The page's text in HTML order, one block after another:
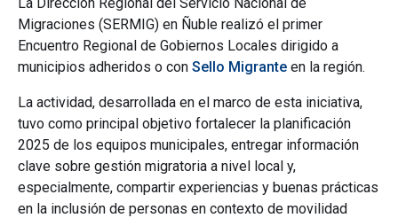
Migraciones (SERMIG) en Ñuble realizó el primer
Encuentro Regional de Gobiernos Locales dirigido a
municipios adheridos o con Sello Migrante en la región.
La actividad, desarrollada en el marco de esta iniciativa,
tuvo como principal objetivo fortalecer la planificación
2025 de los equipos municipales, entregar información
clave sobre gestión migratoria a nivel local y,
especialmente, compartir experiencias y buenas prácticas
en la inclusión de personas en contexto de movilidad